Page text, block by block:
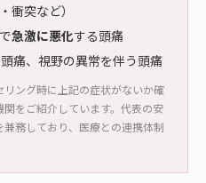
衝突など）
急激に悪化する頭痛
頭痛、視野の異常を伴う頭痛
ング時に上記の症状がないか確
をご紹介しています。代表の安
務しており、医療との連携体制